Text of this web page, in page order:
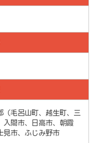
（毛呂山町、越生町、三
入間市、日高市、朝霞
見市、ふじみ野市